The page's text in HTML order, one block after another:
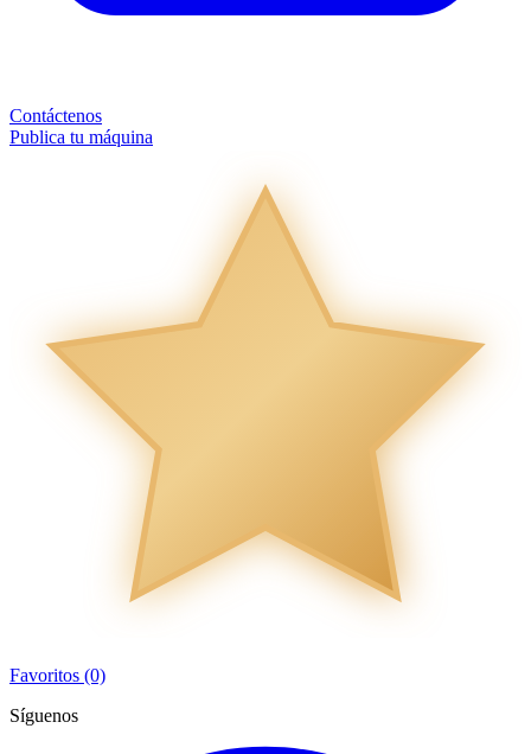
Contáctenos
Publica tu máquina
Favoritos (0)
Síguenos